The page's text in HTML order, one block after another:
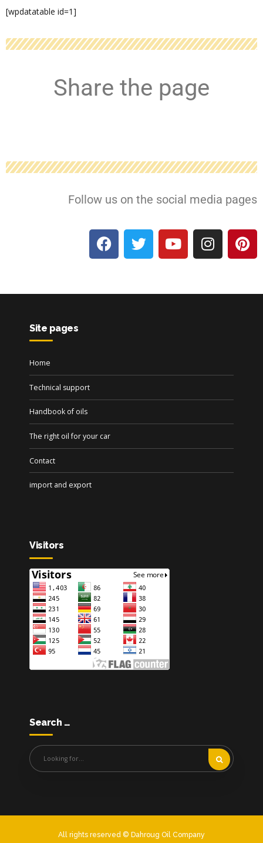
[wpdatatable id=1]
Share the page
Follow us on the social media pages
Site pages
Home
Technical support
Handbook of oils
The right oil for your car
Contact
import and export
Visitors
Search …
All rights reserved © Dahroug Oil Company